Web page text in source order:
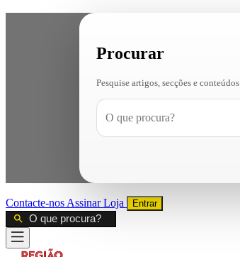
Procurar
Pesquise artigos, secções e conteúdos
Contacte-nos AssinarLoja Entrar